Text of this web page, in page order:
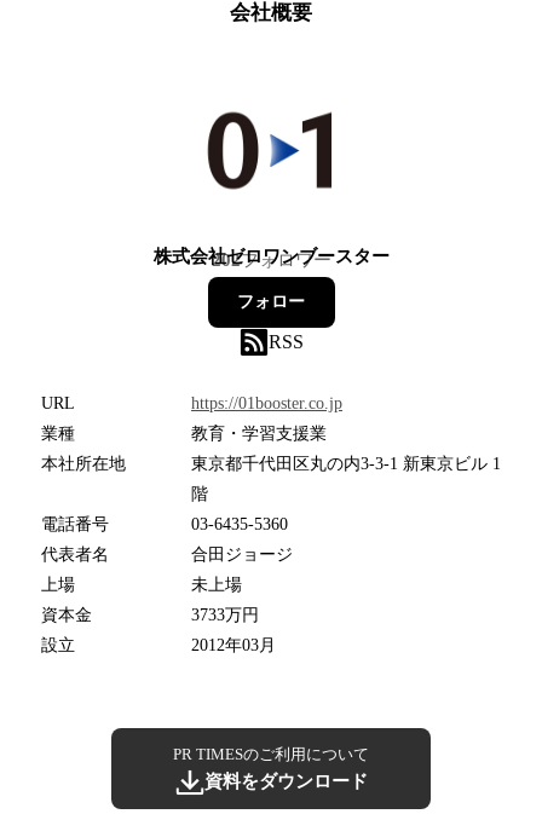
会社概要
株式会社ゼロワンブースター
202フォロワー
フォロー
RSS
URL
https://01booster.co.jp
業種
教育・学習支援業
本社所在地
東京都千代田区丸の内3-3-1 新東京ビル 1
階
電話番号
03-6435-5360
代表者名
合田ジョージ
上場
未上場
資本金
3733万円
設立
2012年03月
PR TIMESのご利用について
資料をダウンロード